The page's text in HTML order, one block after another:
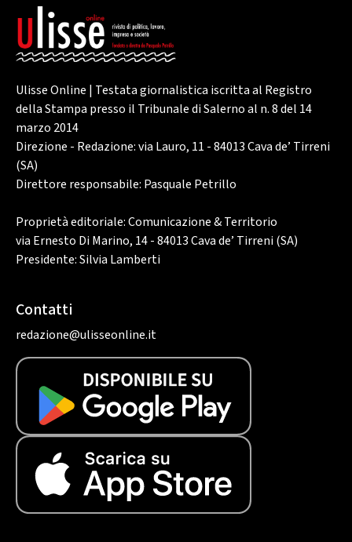
Ulisse Online | Testata giornalistica iscritta al Registro
della Stampa presso il Tribunale di Salerno al n. 8 del 14
marzo 2014
Direzione - Redazione: via Lauro, 11 - 84013 Cava de’ Tirreni
(SA)
Direttore responsabile: Pasquale Petrillo
Proprietà editoriale: Comunicazione & Territorio
via Ernesto Di Marino, 14 - 84013 Cava de’ Tirreni (SA)
Presidente: Silvia Lamberti
Contatti
redazione@ulisseonline.it